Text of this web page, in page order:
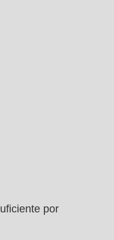
por